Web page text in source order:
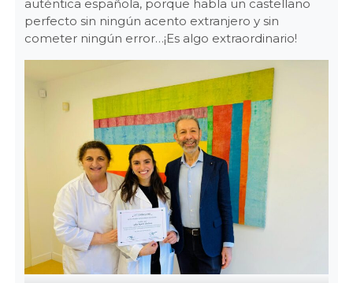
auténtica española, porque habla un castellano
perfecto sin ningún acento extranjero y sin
cometer ningún error…¡Es algo extraordinario!